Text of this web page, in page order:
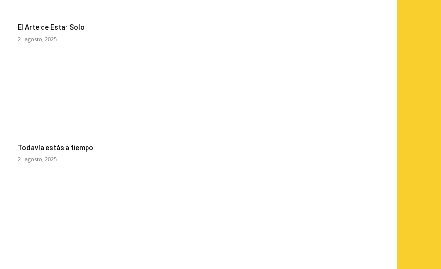
El Arte de Estar Solo
21 agosto, 2025
Todavía estás a tiempo
21 agosto, 2025